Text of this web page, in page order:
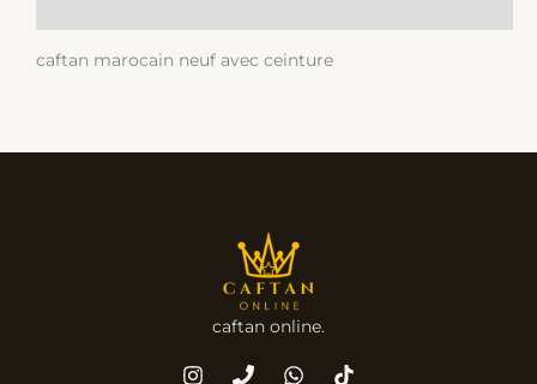
caftan marocain neuf avec ceinture
caftan online.